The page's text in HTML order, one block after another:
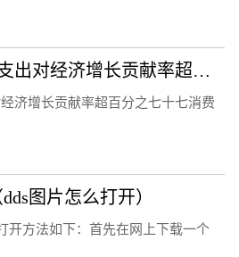
上半年，最终消费支出对经济增长贡献率超百分之七十七 消费“主引擎”作用进一步凸显（经济新方位）
济增长贡献率超百分之七十七消费
图片怎么打开）
开方法如下：首先在网上下载一个